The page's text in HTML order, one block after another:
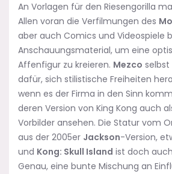
An Vorlagen für den Riesengorilla
Allen voran die Verfilmungen des
aber auch Comics und Videospiele
Anschauungsmaterial, um eine
Affenfigur zu kreieren. Mezco
dafür, sich stilistische Freiheiten
wenn es der Firma in den Sinn
deren Version von King Kong auch
Vorbilder ansehen. Die Statur vom
aus der 2005er Jackson-Version,
und Kong: Skull Island ist doch
Genau, eine bunte Mischung an